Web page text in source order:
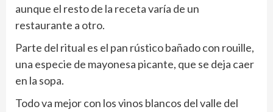
aunque el resto de la receta varía de un
restaurante a otro.
Parte del ritual es el pan rústico bañado con rouille,
una especie de mayonesa picante, que se deja caer
en la sopa.
Todo va mejor con los vinos blancos del valle del